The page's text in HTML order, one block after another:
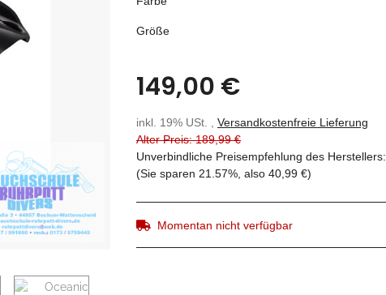
Größe
149,00 €
inkl. 19% USt. , Versandkostenfreie Lieferung
Alter Preis: 189,99 €
Unverbindliche Preisempfehlung des Herstellers:
(Sie sparen 21.57% , also 40,99 €)
Momentan nicht verfügbar